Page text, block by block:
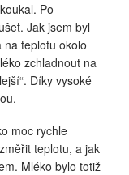
Po
Jak jsem byl
na teplotu okolo
zchladnout na
Díky vysoké
moc rychle
teplotu, a jak
Mléko bylo totiž